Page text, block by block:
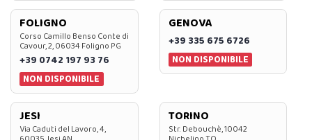
FOLIGNO
Corso Camillo Benso Conte di
Cavour, 2, 06034 Foligno PG
+39 0742 197 93 76
NON DISPONIBILE
GENOVA
+39 335 675 6726
NON DISPONIBILE
JESI
Via Caduti del Lavoro, 4,
TORINO
Str. Debouchè, 10042